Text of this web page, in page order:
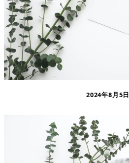
2024年8月5日